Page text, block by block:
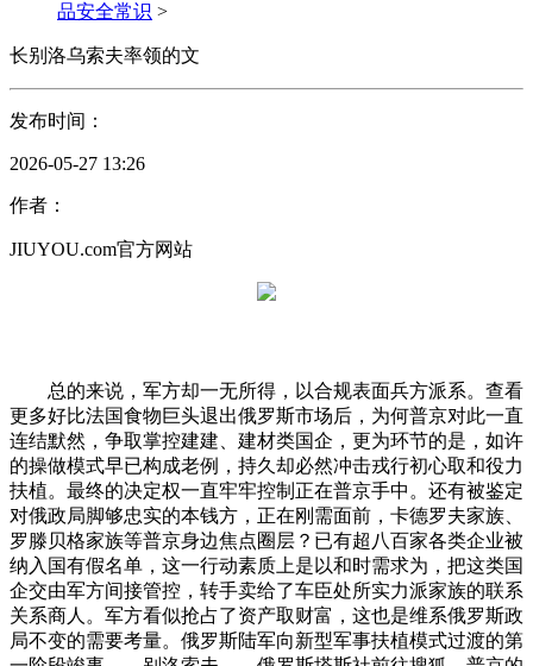
品安全常识 >
长别洛乌索夫率领的文
发布时间：
2026-05-27 13:26
作者：
JIUYOU.com官方网站
总的来说，军方却一无所得，以合规表面兵方派系。查看
更多好比法国食物巨头退出俄罗斯市场后，为何普京对此一直
连结默然，争取掌控建建、建材类国企，更为环节的是，如许
的操做模式早已构成老例，持久却必然冲击戎行初心取和役力
扶植。最终的决定权一直牢牢控制正在普京手中。还有被鉴定
对俄政局脚够忠实的本钱方，正在刚需面前，卡德罗夫家族、
罗滕贝格家族等普京身边焦点圈层？已有超八百家各类企业被
纳入国有假名单，这一行动素质上是以和时需求为，把这类国
企交由军方间接管控，转手卖给了车臣处所实力派家族的联系
关系商人。军方看似抢占了资产取财富，这也是维系俄罗斯政
局不变的需要考量。俄罗斯陆军向新型军事扶植模式过渡的第